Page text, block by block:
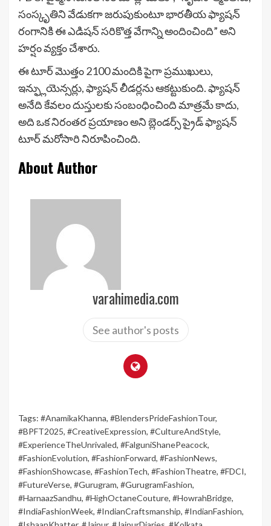
సంస్కృతిని వేడుకగా జరుపుకుంటూ భారతీయ ఫ్యాషన్
రంగానికి ఈ ఎడిషన్ సరికొత్త వేగాన్ని అందించింది” అని
హర్షం వ్యక్తం చేశారు.
ఈ టూర్ మొత్తం 2100 మందికి పైగా ప్రముఖులు,
ఇన్ఫ్లుయెన్సర్లు, ఫ్యాషన్ లీడర్లను ఆకట్టుకుంది. ఫ్యాషన్
అనేది కేవలం దుస్తులకు సంబంధించింది మాత్రమే కాదు,
అది ఒక నిరంతర ప్రయాణం అని బ్లెండర్స్ ప్రైడ్ ఫ్యాషన్
టూర్ మరోసారి నిరూపించింది.
About Author
varahimedia.com
See author's posts
Tags: #AnamikaKhanna, #BlendersPrideFashionTour,
#BPFT2025, #CreativeExpression, #CultureAndStyle,
#ExperienceTheUnrivaled, #FalguniShanePeacock,
#FashionEvolution, #FashionForward, #FashionNews,
#FashionShowcase, #FashionTech, #FashionTheatre, #FDCI,
#FutureVerse, #Gurugram, #GurugramFashion,
#HarnaazSandhu, #HighOctaneCouture, #HowrahBridge,
#IndiaFashionWeek, #IndianCraftsmanship, #IndianFashion,